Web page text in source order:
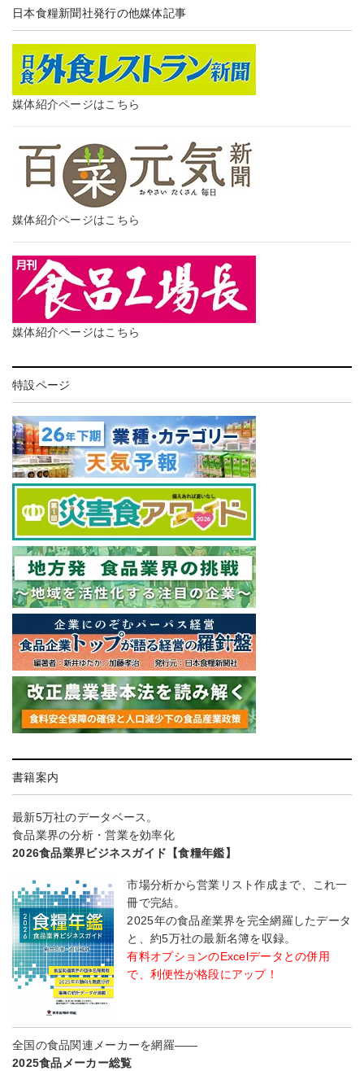
日本食糧新聞社発行の他媒体記事
媒体紹介ページはこちら
媒体紹介ページはこちら
媒体紹介ページはこちら
特設ページ
書籍案内
最新5万社のデータベース。
食品業界の分析・営業を効率化
2026食品業界ビジネスガイド【食糧年鑑】
市場分析から営業リスト作成まで、これ一
冊で完結。
2025年の食品産業界を完全網羅したデータ
と、約5万社の最新名簿を収録。
有料オプションのExcelデータとの併用
で、利便性が格段にアップ！
全国の食品関連メーカーを網羅――
2025食品メーカー総覧